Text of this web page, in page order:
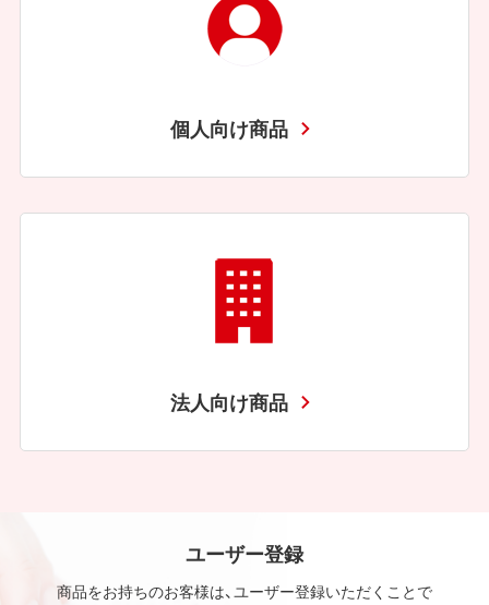
個人向け商品
法人向け商品
ユーザー登録
商品をお持ちのお客様は、ユーザー登録いただくことで